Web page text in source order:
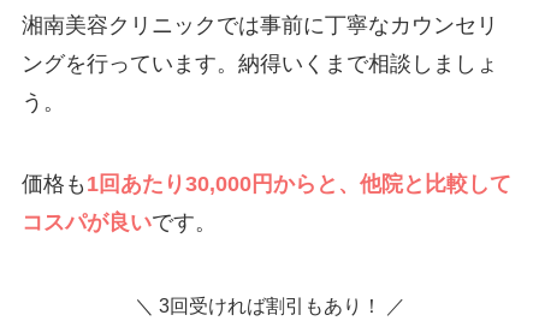
湘南美容クリニックでは事前に丁寧なカウンセリ
ングを行っています。納得いくまで相談しましょ
う。
価格も 1回あたり30,000円からと、他院と比較して
コスパが良いです。
＼ 3回受ければ割引もあり！ ／